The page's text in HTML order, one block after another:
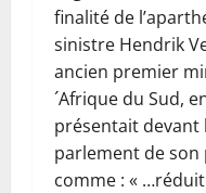
finalité de
sinistre Hendrik
ancien premier
´Afrique du Sud,
présentait devant
parlement de son
comme : « …réduit